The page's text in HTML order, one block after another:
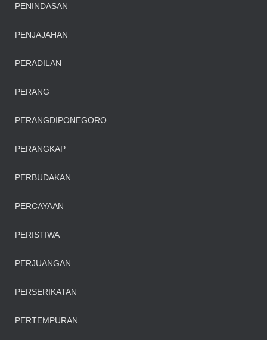
PENINDASAN
PENJAJAHAN
PERADILAN
PERANG
PERANGDIPONEGORO
PERANGKAP
PERBUDAKAN
PERCAYAAN
PERISTIWA
PERJUANGAN
PERSERIKATAN
PERTEMPURAN